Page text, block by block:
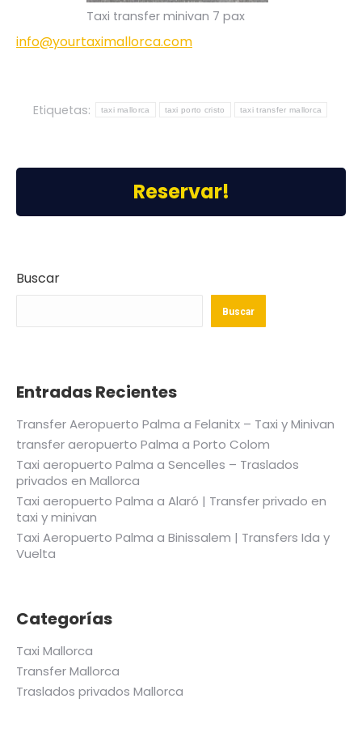
Taxi transfer minivan 7 pax
info@yourtaximallorca.com
Etiquetas: taxi mallorca taxi porto cristo taxi transfer mallorca
Reservar!
Buscar
Buscar
Entradas Recientes
Transfer Aeropuerto Palma a Felanitx – Taxi y Minivan
transfer aeropuerto Palma a Porto Colom
Taxi aeropuerto Palma a Sencelles – Traslados
privados en Mallorca
Taxi aeropuerto Palma a Alaró | Transfer privado en
taxi y minivan
Taxi Aeropuerto Palma a Binissalem | Transfers Ida y
Vuelta
Categorías
Taxi Mallorca
Transfer Mallorca
Traslados privados Mallorca